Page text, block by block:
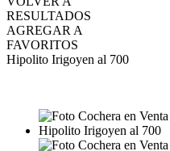
RESULTADOS
AGREGAR A
FAVORITOS
Hipolito Irigoyen al 700